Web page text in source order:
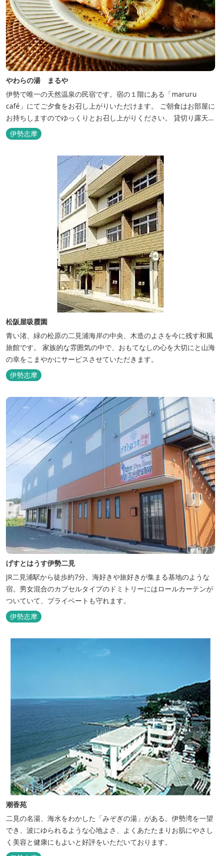
やわらの湯 まるや
伊勢で唯一の天然温泉の民宿です。宿の１階にある「maruru
café」にてご夕食をお召し上がりいただけます。 ご朝食はお部屋に
お持ちしますのでゆっくりとお召し上がりください。 貸切り露天風
呂完備、駅近、夫婦岩まで徒歩15分です。
伊勢志摩
松阪屋吸霞園
青い渚、緑の松原の二見浦海岸の中央、木造のよさを今に残す和風
旅館です。 家族的な雰囲気の中で、おもてなしの心を大切にと山海
の幸をこまやかにサービスさせていただきます。
伊勢志摩
げすとはうす伊勢二見
JR二見浦駅から徒歩約7分。海好きや旅好きが集まる基地のような
宿。男女混合のカプセルタイプのドミトリーにはロールカーテンが
ついていて、プライベートも守れます。
伊勢志摩
潮香苑
二見の名湯、海水をわかした「みぞぎの湯」がある。伊勢湾を一望
でき、波にゆられるような心地よさ、よくあたたまりお肌にやさし
く美容と健康にもよいと好評をいただいております。